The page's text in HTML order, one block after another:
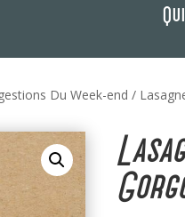
Du Week-end /